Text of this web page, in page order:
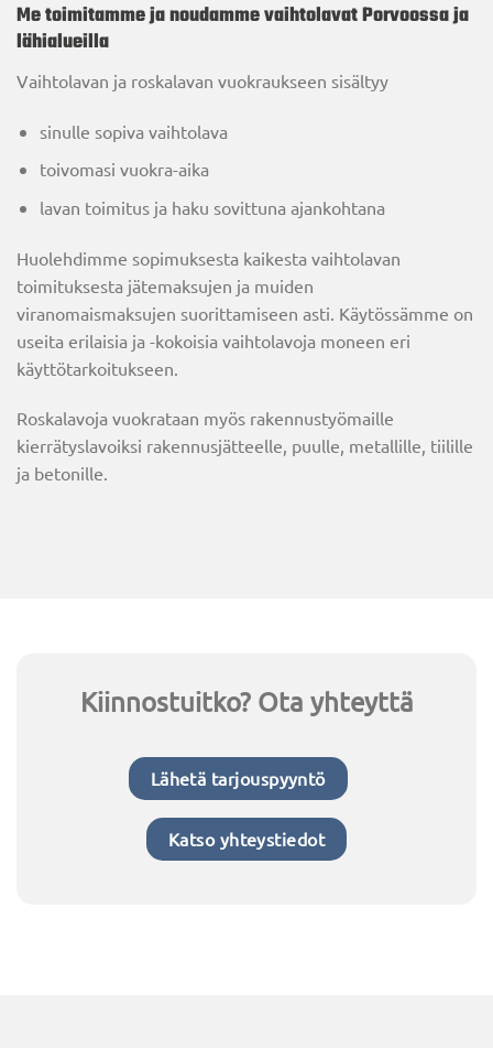
Me toimitamme ja noudamme vaihtolavat Porvoossa ja
lähialueilla
Vaihtolavan ja roskalavan vuokraukseen sisältyy
sinulle sopiva vaihtolava
toivomasi vuokra-aika
lavan toimitus ja haku sovittuna ajankohtana
Huolehdimme sopimuksesta kaikesta vaihtolavan
toimituksesta jätemaksujen ja muiden
viranomaismaksujen suorittamiseen asti. Käytössämme on
useita erilaisia ja -kokoisia vaihtolavoja moneen eri
käyttötarkoitukseen.
Roskalavoja vuokrataan myös rakennustyömaille
kierrätyslavoiksi rakennusjätteelle, puulle, metallille, tiilille
ja betonille.
Kiinnostuitko? Ota yhteyttä
Lähetä tarjouspyyntö
Katso yhteystiedot